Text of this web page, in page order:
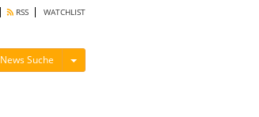
RSS WATCHLIST
News Suche Menü ein-/ausblenden